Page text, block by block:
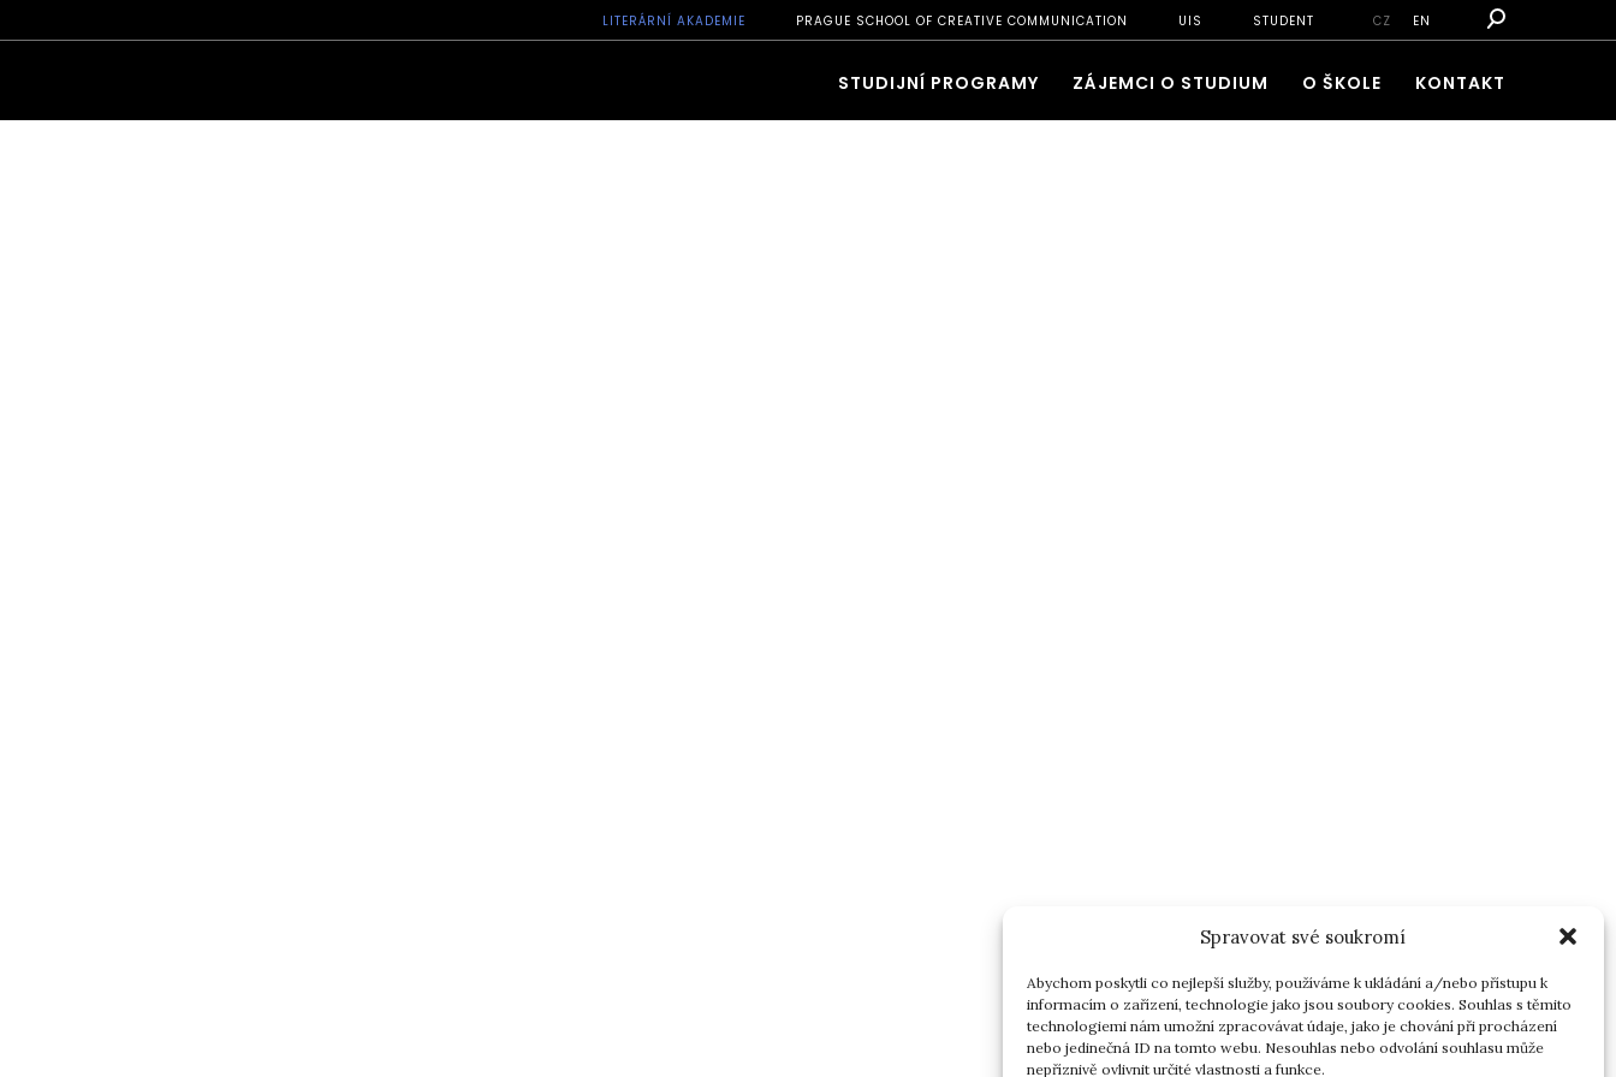
Spravovat své soukromí
Abychom poskytli co nejlepší služby, používáme k ukládání a/nebo přístupu k
informacím o zařízení, technologie jako jsou soubory cookies. Souhlas s těmito
technologiemi nám umožní zpracovávat údaje, jako je chování při procházení
nebo jedinečná ID na tomto webu. Nesouhlas nebo odvolání souhlasu může
nepříznivě ovlivnit určité vlastnosti a funkce.
LITERÁRNÍ AKADEMIE PRAGUE SCHOOL OF CREATIVE COMMUNICATION UIS STUDENT CZ EN
STUDIJNÍ PROGRAMY ZÁJEMCI O STUDIUM O ŠKOLE KONTAKT